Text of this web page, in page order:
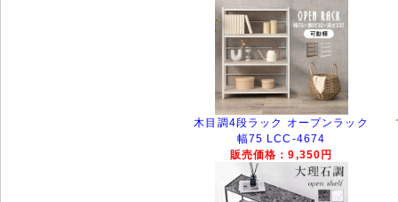
木目調4段ラック オープンラック
幅75 LCC-4674
販売価格：9,350円